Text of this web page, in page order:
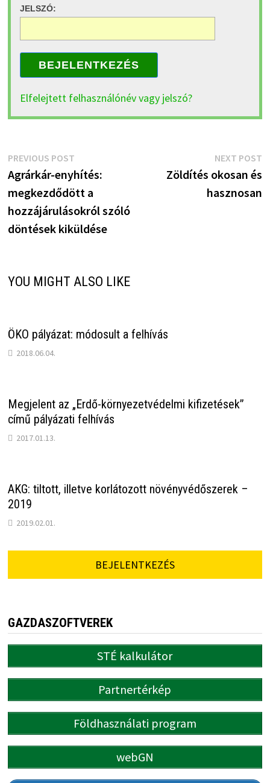
JELSZÓ:
BEJELENTKEZÉS
Elfelejtett felhasználónév vagy jelszó?
Bejegyzés
navigáció
PREVIOUS POSTPrevious
post:
Agrárkár-enyhítés:
megkezdődött a
hozzájárulásokról szóló
döntések kiküldése
NEXT POST
Zöldítés okosan és
hasznosan
YOU MIGHT ALSO LIKE
ÖKO pályázat: módosult a felhívás
2018.06.04.
Megjelent az „Erdő-környezetvédelmi kifizetések”
című pályázati felhívás
2017.01.13.
AKG: tiltott, illetve korlátozott növényvédőszerek –
2019
2019.02.01.
BEJELENTKEZÉS
GAZDASZOFTVEREK
STÉ kalkulátor
Partnertérkép
Földhasználati program
webGN